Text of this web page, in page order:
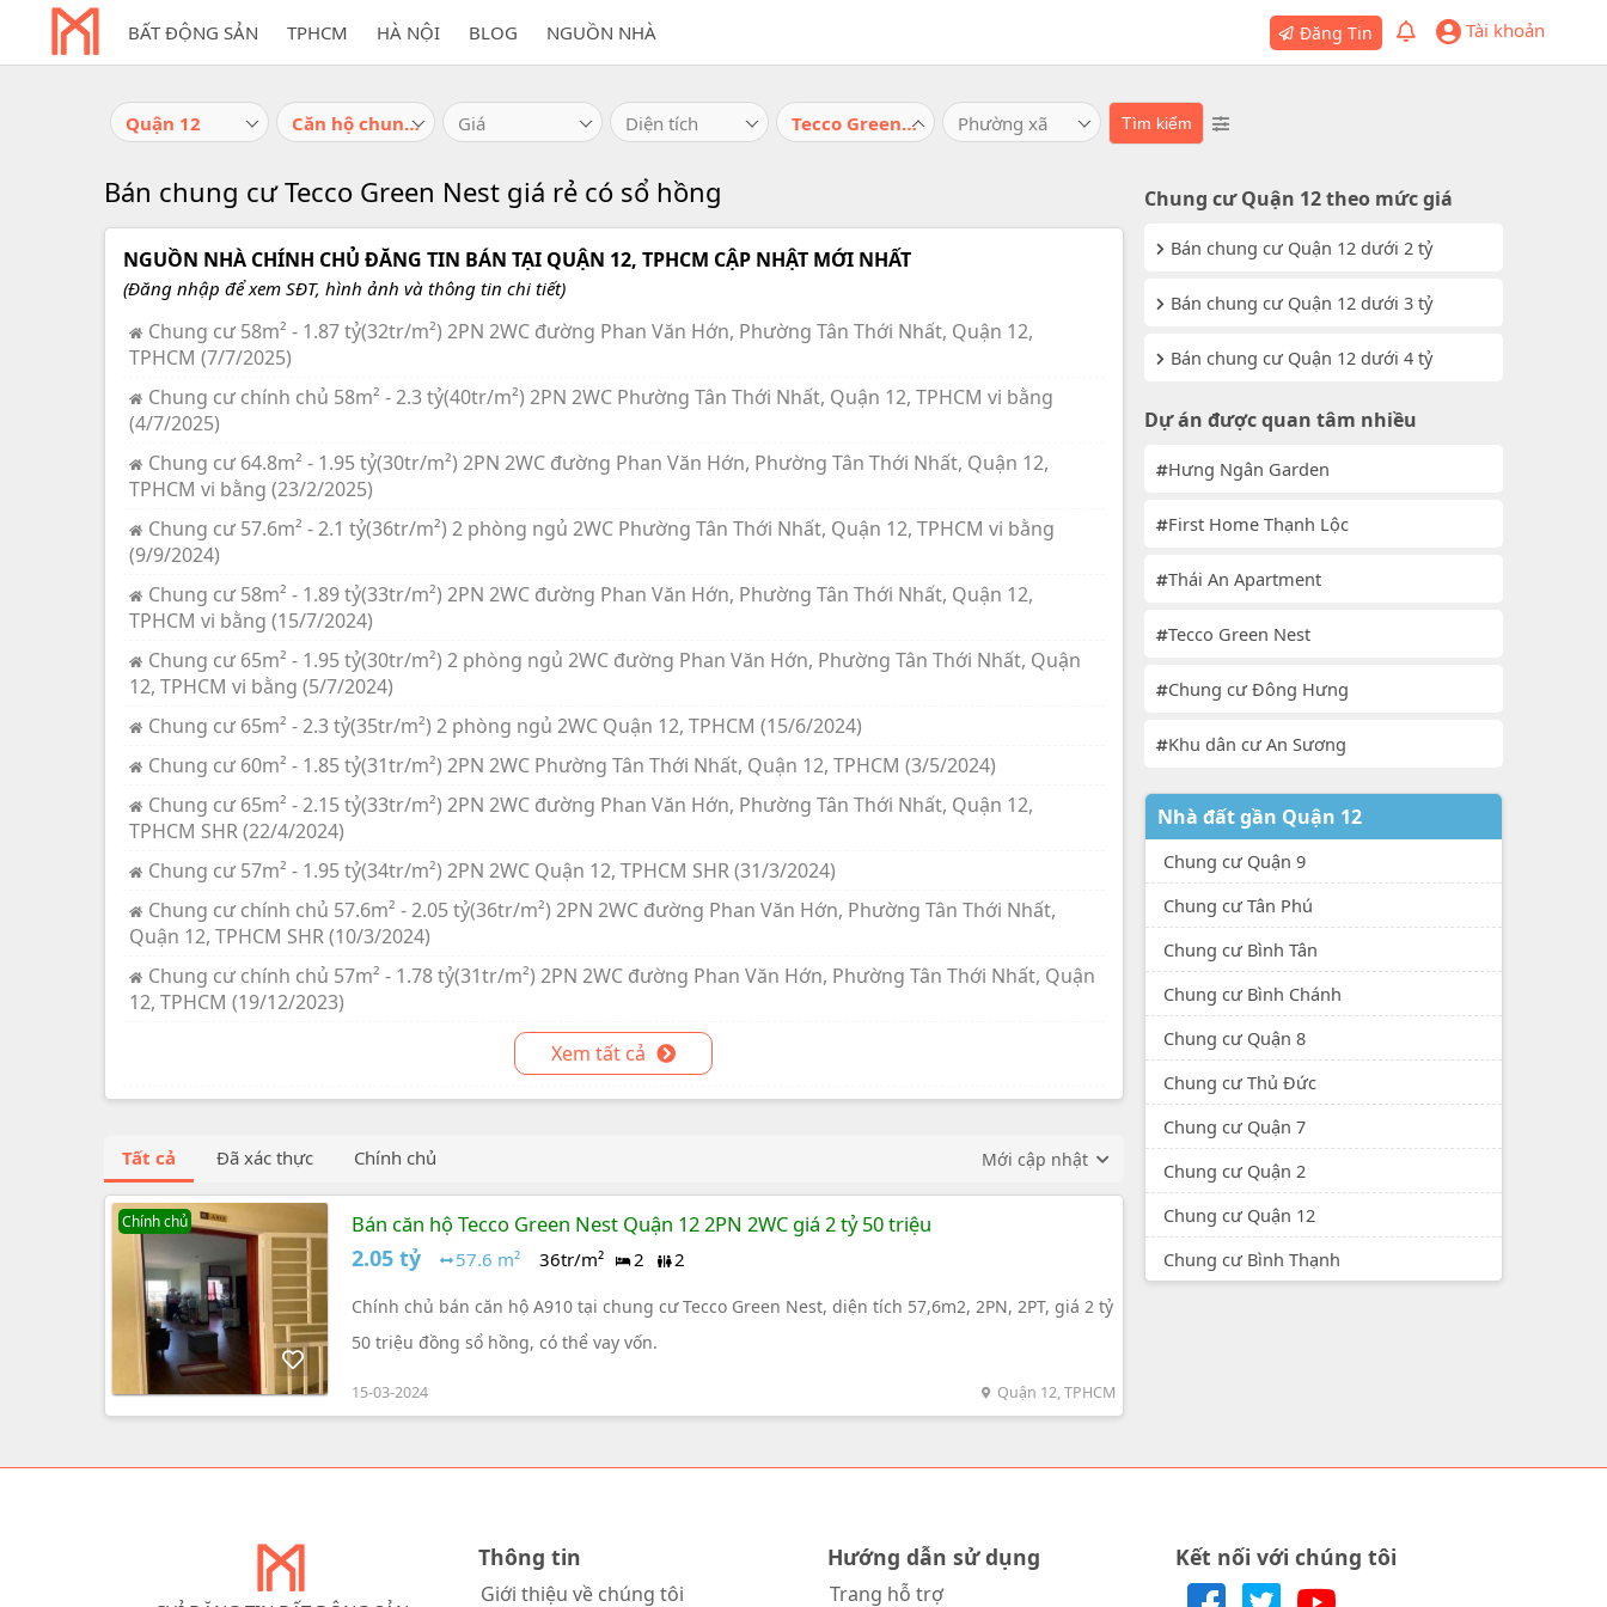
BẤT ĐỘNG SẢN TPHCM HÀ NỘI BLOG NGUỒN NHÀ Đăng Tin Tài khoản
Quận 12 Căn hộ chung cư Giá Diện tích Tecco Green Nest Phường xã
Bán chung cư Tecco Green Nest giá rẻ có sổ hồng
NGUỒN NHÀ CHÍNH CHỦ ĐĂNG TIN BÁN TẠI QUẬN 12, TPHCM CẬP NHẬT MỚI NHẤT
(Đăng nhập để xem SĐT, hình ảnh và thông tin chi tiết)
Chung cư 58m² - 1.87 tỷ(32tr/m²) 2PN 2WC đường Phan Văn Hớn, Phường Tân Thới Nhất, Quận 12,
TPHCM (7/7/2025)
Chung cư chính chủ 58m² - 2.3 tỷ(40tr/m²) 2PN 2WC Phường Tân Thới Nhất, Quận 12, TPHCM vi bằng
(4/7/2025)
Chung cư 64.8m² - 1.95 tỷ(30tr/m²) 2PN 2WC đường Phan Văn Hớn, Phường Tân Thới Nhất, Quận 12,
TPHCM vi bằng (23/2/2025)
Chung cư 57.6m² - 2.1 tỷ(36tr/m²) 2 phòng ngủ 2WC Phường Tân Thới Nhất, Quận 12, TPHCM vi bằng
(9/9/2024)
Chung cư 58m² - 1.89 tỷ(33tr/m²) 2PN 2WC đường Phan Văn Hớn, Phường Tân Thới Nhất, Quận 12,
TPHCM vi bằng (15/7/2024)
Chung cư 65m² - 1.95 tỷ(30tr/m²) 2 phòng ngủ 2WC đường Phan Văn Hớn, Phường Tân Thới Nhất, Quận
12, TPHCM vi bằng (5/7/2024)
Chung cư 65m² - 2.3 tỷ(35tr/m²) 2 phòng ngủ 2WC Quận 12, TPHCM (15/6/2024)
Chung cư 60m² - 1.85 tỷ(31tr/m²) 2PN 2WC Phường Tân Thới Nhất, Quận 12, TPHCM (3/5/2024)
Chung cư 65m² - 2.15 tỷ(33tr/m²) 2PN 2WC đường Phan Văn Hớn, Phường Tân Thới Nhất, Quận 12,
TPHCM SHR (22/4/2024)
Chung cư 57m² - 1.95 tỷ(34tr/m²) 2PN 2WC Quận 12, TPHCM SHR (31/3/2024)
Chung cư chính chủ 57.6m² - 2.05 tỷ(36tr/m²) 2PN 2WC đường Phan Văn Hớn, Phường Tân Thới Nhất,
Quận 12, TPHCM SHR (10/3/2024)
Chung cư chính chủ 57m² - 1.78 tỷ(31tr/m²) 2PN 2WC đường Phan Văn Hớn, Phường Tân Thới Nhất, Quận
12, TPHCM (19/12/2023)
Xem tất cả
Tất cả Đã xác thực Chính chủ Mới cập nhật
Chính chủ Bán căn hộ Tecco Green Nest Quận 12 2PN 2WC giá 2 tỷ 50 triệu
2.05 tỷ 57.6 m² 36tr/m² 2 2
Chính chủ bán căn hộ A910 tại chung cư Tecco Green Nest, diện tích 57,6m2, 2PN, 2PT, giá 2 tỷ
50 triệu đồng sổ hồng, có thể vay vốn.
15-03-2024 Quận 12, TPHCM
Chung cư Quận 12 theo mức giá
Bán chung cư Quận 12 dưới 2 tỷ
Bán chung cư Quận 12 dưới 3 tỷ
Bán chung cư Quận 12 dưới 4 tỷ
Dự án được quan tâm nhiều
Hưng Ngân Garden
First Home Thạnh Lộc
Thái An Apartment
Tecco Green Nest
Chung cư Đông Hưng
Khu dân cư An Sương
Nhà đất gần Quận 12
Chung cư Quận 9
Chung cư Tân Phú
Chung cư Bình Tân
Chung cư Bình Chánh
Chung cư Quận 8
Chung cư Thủ Đức
Chung cư Quận 7
Chung cư Quận 2
Chung cư Quận 12
Chung cư Bình Thạnh
Thông tin
Giới thiệu về chúng tôi
Hướng dẫn sử dụng
Trang hỗ trợ
Kết nối với chúng tôi